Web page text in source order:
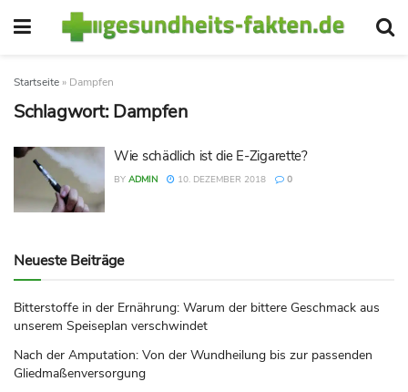
Startseite » Dampfen
Schlagwort:Dampfen
Wie schädlich ist die E-Zigarette?
BY ADMIN 10. DEZEMBER 2018 0
Neueste Beiträge
Bitterstoffe in der Ernährung: Warum der bittere Geschmack aus
unserem Speiseplan verschwindet
Nach der Amputation: Von der Wundheilung bis zur passenden
Gliedmaßenversorgung